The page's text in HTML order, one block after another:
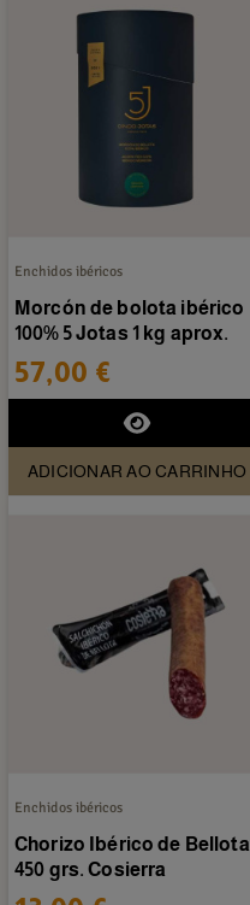
Enchidos ibéricos
Morcón de bolota ibérico
100% 5 Jotas 1 kg aprox.
57,00 €
ADICIONAR AO CARRINHO
Enchidos ibéricos
Chorizo Ibérico de Bellota
450 grs. Cosierra